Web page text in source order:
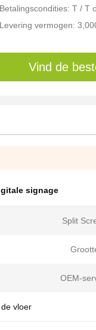
Betalingscondities: T / T
Levering vermogen:
Vind de
signage
Split
OEM-
vloer